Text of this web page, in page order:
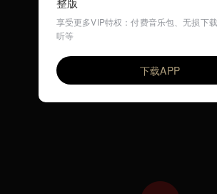
VIP 尤静波
享受更多VIP特权：付费音乐包、无损下
听等
下载APP